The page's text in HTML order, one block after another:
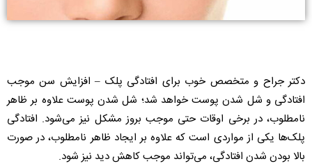
دکتر جراح و متخصص خوب برای افتادگی پلک – افزایش سن موجب
افتادگی و شل شدن پوست‌ خواهد شد؛ شل شدن پوست علاوه بر ظاهر
نامطلوب، در برخی اوقات حتی موجب بروز مشکل نیز می‌شود. افتادگی
پلک‌ها یکی از مواردی است که علاوه بر ایجاد ظاهر نامطلوب، در صورت
بالا بودن شدن افتادگی، می‌تواند موجب کاهش دید نیز ‌شود.